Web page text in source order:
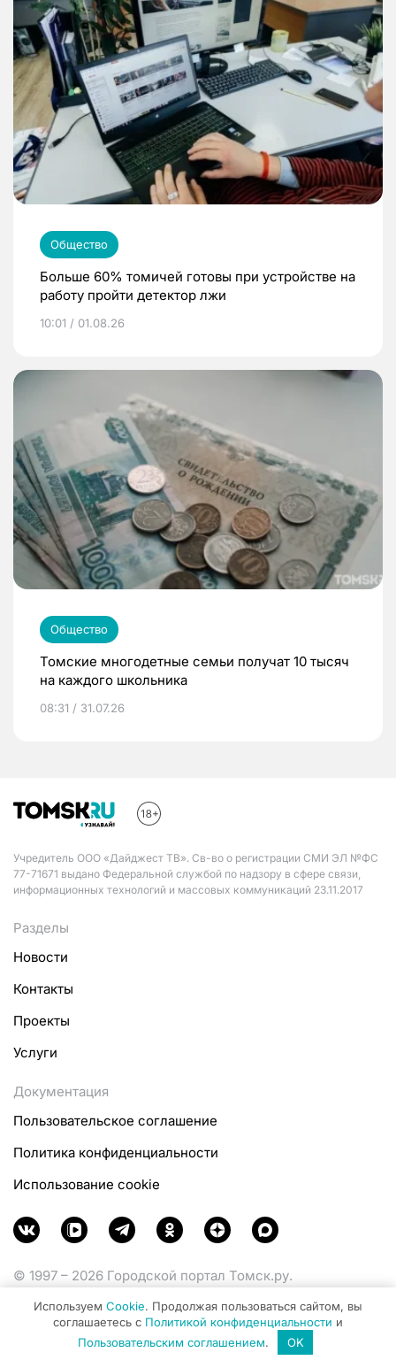
Общество
Больше 60% томичей готовы при устройстве на
работу пройти детектор лжи
10:01 / 01.08.26
Общество
Томские многодетные семьи получат 10 тысяч
на каждого школьника
08:31 / 31.07.26
Учредитель ООО «Дайджест ТВ». Св-во о регистрации СМИ ЭЛ №ФС
77-71671 выдано Федеральной службой по надзору в сфере связи,
информационных технологий и массовых коммуникаций 23.11.2017
Разделы
Новости
Контакты
Проекты
Услуги
Документация
Пользовательское соглашение
Политика конфиденциальности
Использование cookie
© 1997 – 2026 Городской портал Томск.ру.
Министерства цифрового развития, связи и массовых
коммуникаций Российской Федерации.
Используем Cookie. Продолжая пользоваться сайтом, вы
соглашаетесь с Политикой конфиденциальности и
Пользовательским соглашением. OK